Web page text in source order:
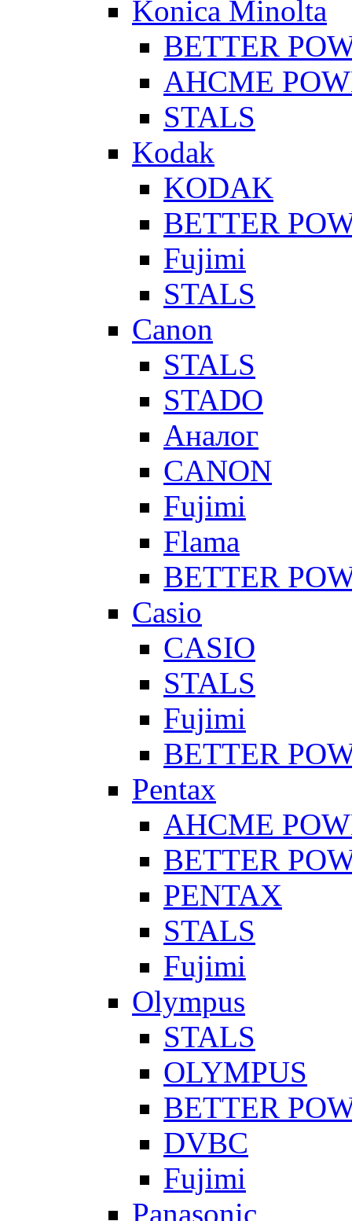
Konica Minolta
BETTER
AHCME
STALS
Kodak
KODAK
BETTER
Fujimi
STALS
Canon
STALS
STADO
Аналог
CANON
Fujimi
Flama
BETTER
Casio
CASIO
STALS
Fujimi
BETTER
Pentax
AHCME
BETTER
PENTAX
STALS
Fujimi
Olympus
STALS
OLYMPUS
BETTER
DVBC
Fujimi
Panasonic